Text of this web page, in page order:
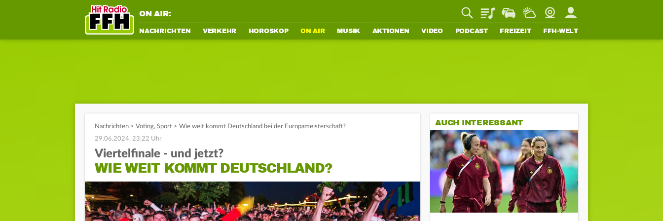
ON AIR: PlaylistStaupilotWetterWebcamMein FFH
NACHRICHTEN VERKEHR HOROSKOP ON AIR MUSIK AKTIONEN VIDEO PODCAST FREIZEIT FFH-WELT
Nachrichten > Voting, Sport > Wie weit kommt Deutschland bei der Europameisterschaft?
29.06.2024, 23:22 Uhr
Viertelfinale - und jetzt?
WIE WEIT KOMMT DEUTSCHLAND?
AUCH INTERESSANT